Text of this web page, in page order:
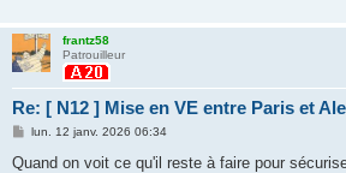
frantz58
Patrouilleur
Re: [ N12 ] Mise en VE entre Paris et
M
s
lun. 12 janv. 2026 06:34
Quand on voit ce qu'il reste à faire pour